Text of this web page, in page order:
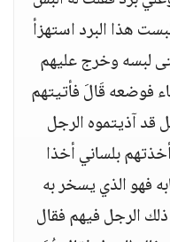
هذا البرد استهزأ
لبسه وخرج عليهم
فوضعه قَالَ فأتيتهم
قد آذيتموه الرجل
بلساني أخذا
فهو الذي يسخر به
الرجل فيهم فقال